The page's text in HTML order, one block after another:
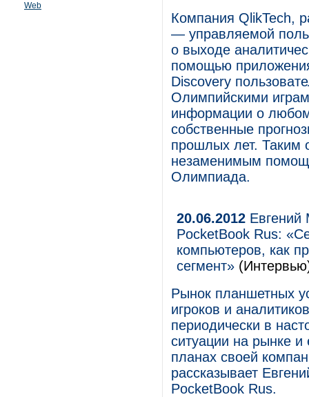
Web
Компания QlikTech,
— управляемой
о выходе
помощью
Discovery
Олимпийскими
информации о любом
собственные
прошлых лет. Таким
незаменимым
Олимпиада.
20.06.2012 Евгений
PocketBook Rus:
компьютеров, как
сегмент»
Рынок планшетных
игроков и
периодически в
ситуации на рынке и
планах своей
рассказывает
PocketBook Rus.